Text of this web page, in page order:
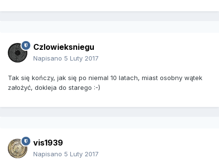
Czlowieksniegu
Napisano 5 Luty 2017
Tak się kończy, jak się po niemal 10 latach, miast osobny wątek
założyć, dokleja do starego :-)
vis1939
Napisano 5 Luty 2017